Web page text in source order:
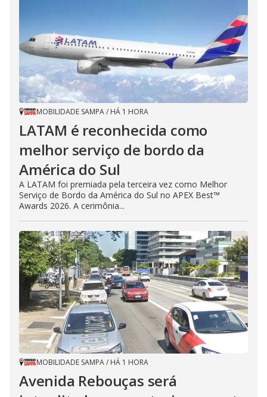
MOBILIDADE SAMPA/ HÁ 1 HORA
LATAM é reconhecida como
melhor serviço de bordo da
América do Sul
A LATAM foi premiada pela terceira vez como Melhor
Serviço de Bordo da América do Sul no APEX Best™
Awards 2026. A cerimônia...
MOBILIDADE SAMPA/ HÁ 1 HORA
Avenida Rebouças será